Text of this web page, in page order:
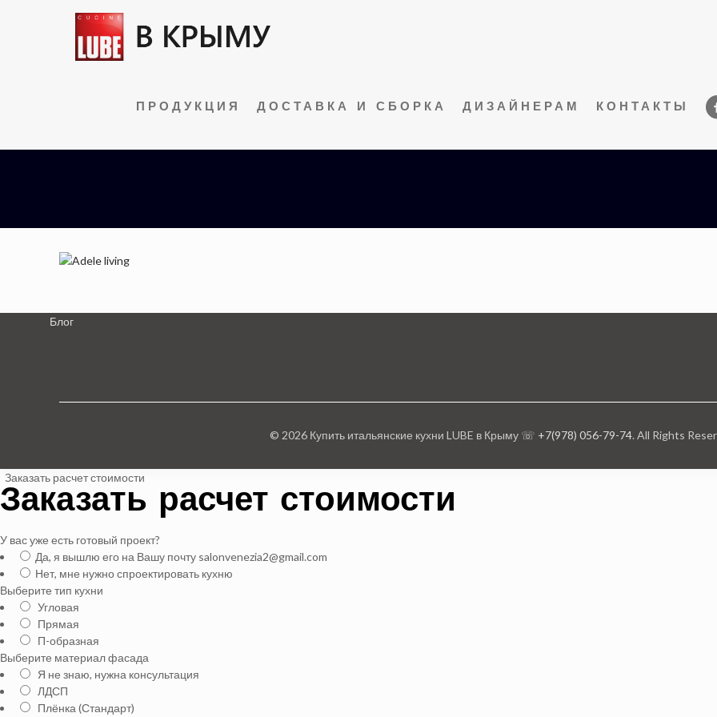
ПРОДУКЦИЯ ДОСТАВКА И СБОРКА ДИЗАЙНЕРАМ КОНТАКТЫ
Блог
© 2026 Купить итальянские кухни LUBE в Крыму ☏ +7(978) 056-79-74. All Rights
Заказать расчет стоимости
Заказать расчет стоимости
У вас уже есть готовый проект?
Да, я вышлю его на Вашу почту salonvenezia2@gmail.com
Нет, мне нужно спроектировать кухню
Выберите тип кухни
Угловая
Прямая
П-образная
Выберите материал фасада
Я не знаю, нужна консультация
ЛДСП
Плёнка (Стандарт)